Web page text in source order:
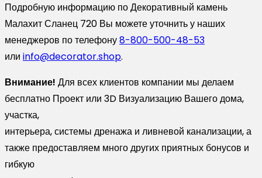
Подробную информацию по Декоративный камень
Малахит Сланец 720 Вы можете уточнить у наших
менеджеров по телефону8-800-500-48-53
или info@decorator.shop.
Внимание! Для всех клиентов компании мы делаем
бесплатно Проект или 3D Визуализацию Вашего дома,
участка,
интерьера, системы дренажа и ливневой канализации, а
также предоставляем много других приятных бонусов и
гибкую